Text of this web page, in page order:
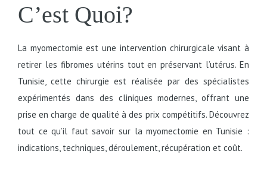
C’est Quoi?
La myomectomie est une intervention chirurgicale visant à
retirer les fibromes utérins tout en préservant l’utérus. En
Tunisie, cette chirurgie est réalisée par des spécialistes
expérimentés dans des cliniques modernes, offrant une
prise en charge de qualité à des prix compétitifs. Découvrez
tout ce qu’il faut savoir sur la myomectomie en Tunisie :
indications, techniques, déroulement, récupération et coût.